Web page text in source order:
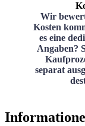
Wir
Kosten
es eine
Angaben?
separat